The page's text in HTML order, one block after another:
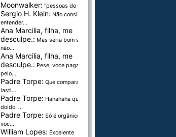
Moonwalker: "pessoas de cer...
Sergio H. Klein: Não consigo
entender...
Ana Marcilia, filha, me
desculpe.: Mas seria bom se
não...
Ana Marcilia, filha, me
desculpe.: Pese, voce paga
pelo...
Padre Torpe: Que comparação
lasti...
Padre Torpe: Hahahaha que
doido. ...
Padre Torpe: Só é orgânico se
voc...
William Lopes: Excelente